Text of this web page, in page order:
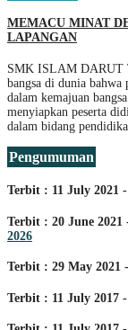
MEMACU MINAT
LAPANGAN
SMK ISLAM DARUT
bangsa di dunia bahwa
dalam kemajuan
menyiapkan peserta
dalam bidang
Pengumuman
Terbit : 11 July 2021 -
Terbit : 20 June 2021
2026
Terbit : 29 May 2021 -
Terbit : 11 July 2017 -